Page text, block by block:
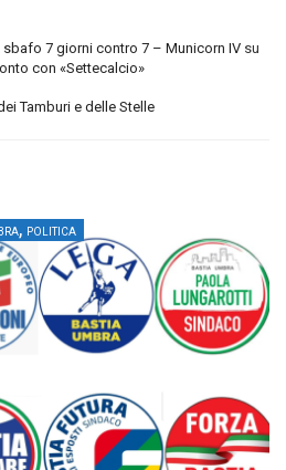
7 giorni contro 7 – Municorn IV su
con «Settecalcio»
Tamburi e delle Stelle
, POLITICA